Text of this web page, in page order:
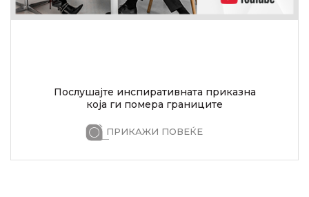
Послушајте инспиративната приказна
која ги помера границите
ПРИКАЖИ ПОВЕЌЕ